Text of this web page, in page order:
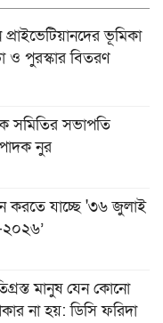
ভূমিকা
ও পুরস্কার বিতরণ
সমিতির সভাপতি
নুর
করতে যাচ্ছে '৩৬ জুলাই
২০২৬’
মানুষ যেন কোনো
না হয়: ডিসি ফরিদা